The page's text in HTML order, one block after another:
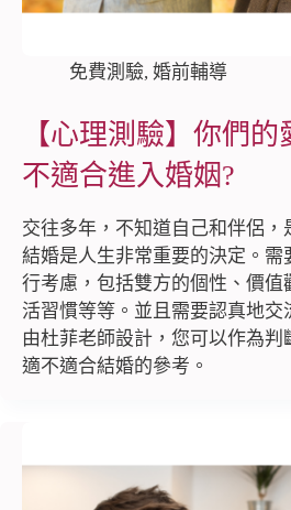
免費測驗, 婚前輔導
【心理測驗】你們
不適合進入婚姻?
交往多年，不知道自己和伴侶，
結婚是人生非常重要的決定。需
行考慮，包括雙方的個性、價值
活習慣等等。並且需要認真地交
由杜菲老師設計，您可以作為判
適不適合結婚的參考。